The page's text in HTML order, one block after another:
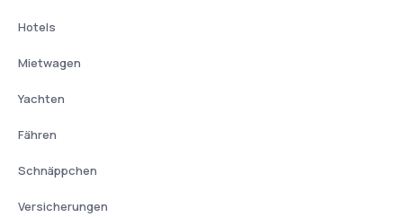
Hotels
Mietwagen
Yachten
Fähren
Schnäppchen
Versicherungen